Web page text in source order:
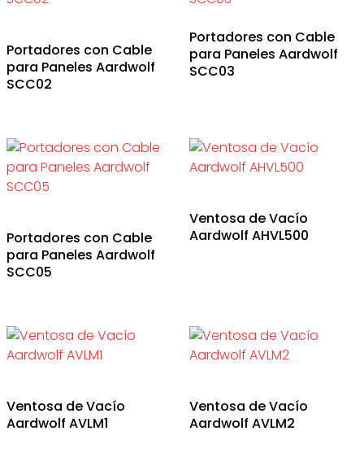
Portadores con Cable
para Paneles Aardwolf
SCC02
Portadores con Cable
para Paneles Aardwolf
SCC03
Portadores con Cable
para Paneles Aardwolf
SCC05
Ventosa de Vacío
Aardwolf AHVL500
Ventosa de Vacío
Aardwolf AVLM1
Ventosa de Vacío
Aardwolf AVLM2